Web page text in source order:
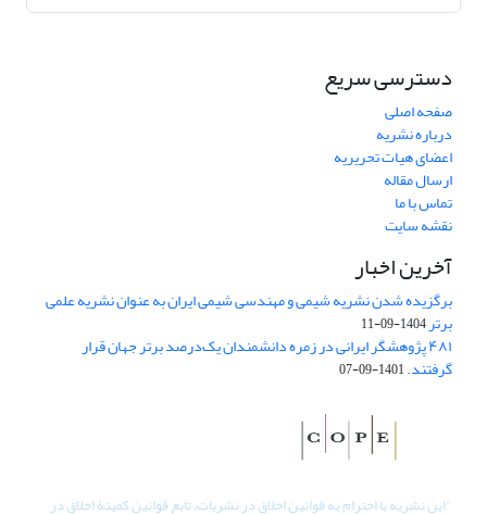
دسترسی سریع
صفحه اصلی
درباره نشریه
اعضای هیات تحریریه
ارسال مقاله
تماس با ما
نقشه سایت
آخرین اخبار
برگزیده شدن نشریه شیمی و مهندسی شیمی ایران به عنوان نشریه علمی
برتر1404-09-11
۴۸۱ پژوهشگر ایرانی در زمره دانشمندان یک‌درصد برتر جهان قرار
گرفتند.1401-09-07
"این نشریه با احترام به قوانین اخلاق در نشریات، تابع قوانین کمیتۀ اخلاق در